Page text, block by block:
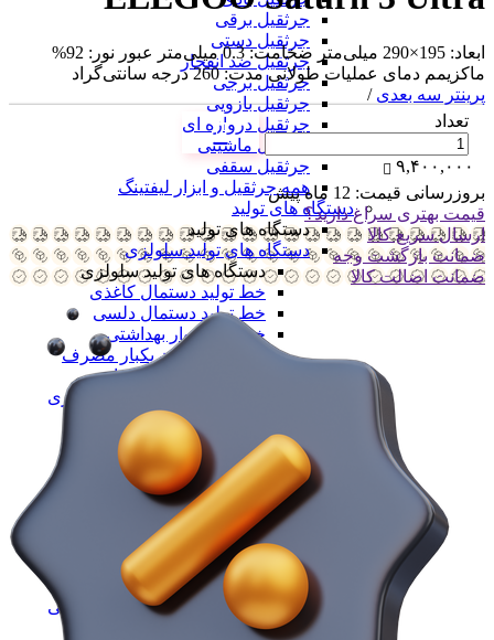
جرثقیل برقی
جرثقیل دستی
جرثقیل ضد انفجار
جرثقیل برجی
جرثقیل بازویی
جرثقیل دروازه ای
جرثقیل ماشینی
جرثقیل سقفی
همه جرثقیل و ابزار لیفتینگ
دستگاه های تولید
دستگاه های تولید
دستگاه های تولید سلولزی
دستگاه های تولید سلولزی
خط تولید دستمال کاغذی
خط تولید دستمال دلسی
خط تولید نوار بهداشتی
خط تولید لیوان یکبار مصرف
خط تولید لیوان دوجداره
همه دستگاه های تولید سلولزی
دستگاه های تولید پلیمری
دستگاه های تولید پلیمری
خط تولید کیسه فریزر
خط تولید کیسه زباله
خط تولید نایلون دسته دار
خط تولید طاقه نایلون مادر
همه دستگاه های تولید پلیمری
خط تولید مواد غذایی
خط تولید مواد غذایی
خط تولید بسته‌بندی مواد غذایی
دستگاه تولید پاپ کورن
ابعاد: 195×290 میلی‌متر ضخامت: 0.3 میلی‌متر عبور نور: 92%
ماکزیمم دمای عملیات طولانی مدت: 260 درجه سانتی‌گراد
پرینتر سه بعدی /
تعداد
۹,۴۰۰,۰۰۰
بروزرسانی قیمت: 12 ماه پیش
قیمت بهتری سراغ دارید؟
ارسال سریع کالا
ضمانت بازگشت وجه
ضمانت اضالت کالا